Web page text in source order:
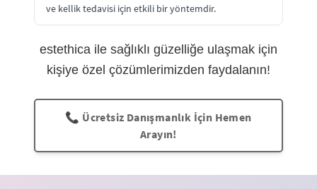
ve kellik tedavisi için etkili bir yöntemdir.
estethica ile sağlıklı güzelliğe ulaşmak için
kişiye özel çözümlerimizden faydalanın!
📞 Ücretsiz Danışmanlık İçin Hemen
Arayın!